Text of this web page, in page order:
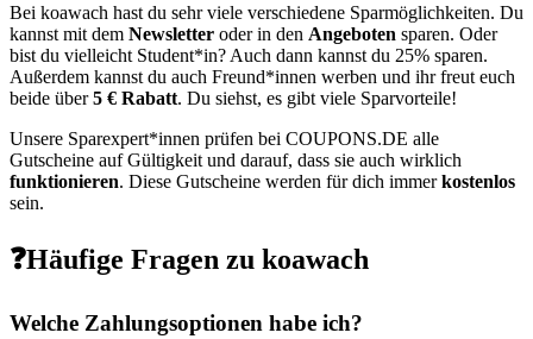
Bei koawach hast du sehr viele verschiedene Sparmöglichkeiten. Du
kannst mit dem Newsletter oder in den Angeboten sparen. Oder
bist du vielleicht Student*in? Auch dann kannst du 25% sparen.
Außerdem kannst du auch Freund*innen werben und ihr freut euch
beide über5 € Rabatt. Du siehst, es gibt viele Sparvorteile!
Unsere Sparexpert*innen prüfen bei COUPONS.DE alle
Gutscheine auf Gültigkeit und darauf, dass sie auch wirklich
funktionieren. Diese Gutscheine werden für dich immerkostenlos
sein.
❓Häufige Fragen zu koawach
Welche Zahlungsoptionen habe ich?